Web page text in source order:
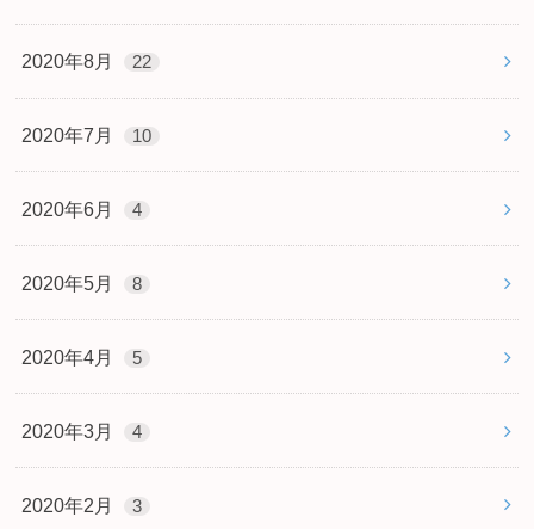
2020年8月 22
2020年7月 10
2020年6月 4
2020年5月 8
2020年4月 5
2020年3月 4
2020年2月 3